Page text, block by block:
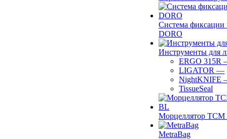
Система фиксации
DORO
Инструменты для
ERGO 315R
LIGATOR —
NightKNIFE
TissueSeal
Морцеллятор ТСМ
MetraBag